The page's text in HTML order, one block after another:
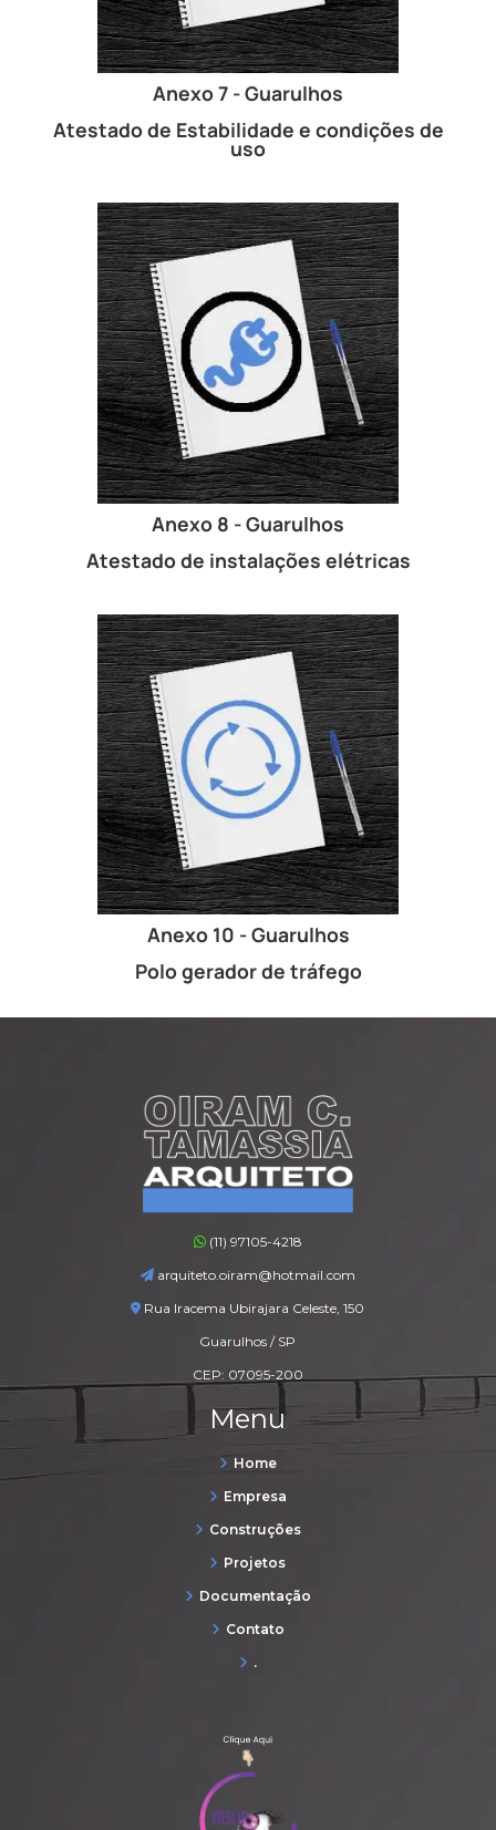
Anexo 7 - Guarulhos
Atestado de Estabilidade e condições de
uso
Anexo 8 - Guarulhos
Atestado de instalações elétricas
Anexo 10 - Guarulhos
Polo gerador de tráfego
(11) 97105-4218
arquiteto.oiram@hotmail.com
Rua Iracema Ubirajara Celeste, 150
Guarulhos / SP
CEP: 07095-200
Menu
Home
Empresa
Construções
Projetos
Documentação
Contato
.